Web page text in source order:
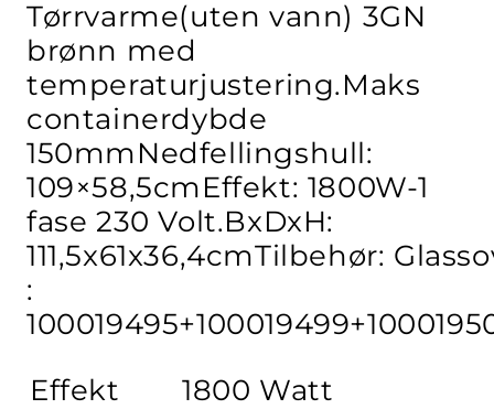
Tørrvarme(uten vann) 3GN
brønn med
temperaturjustering.Maks
containerdybde
150mmNedfellingshull:
109×58,5cmEffekt: 1800W-1
fase 230 Volt.BxDxH:
111,5x61x36,4cmTilbehør:
:
Effekt
1800 Watt